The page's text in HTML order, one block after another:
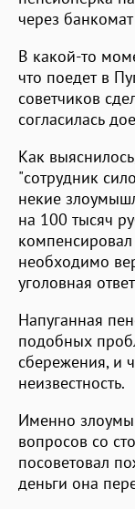
через
В какой-то
что поедет в
советчиков
согласилась
Как
"сотрудник
некие
на 100 тысяч
необходимо
уголовная
Напуганная
подобных
сбережения, и
неизвестность.
Именно
вопросов со
посоветовал
деньги она